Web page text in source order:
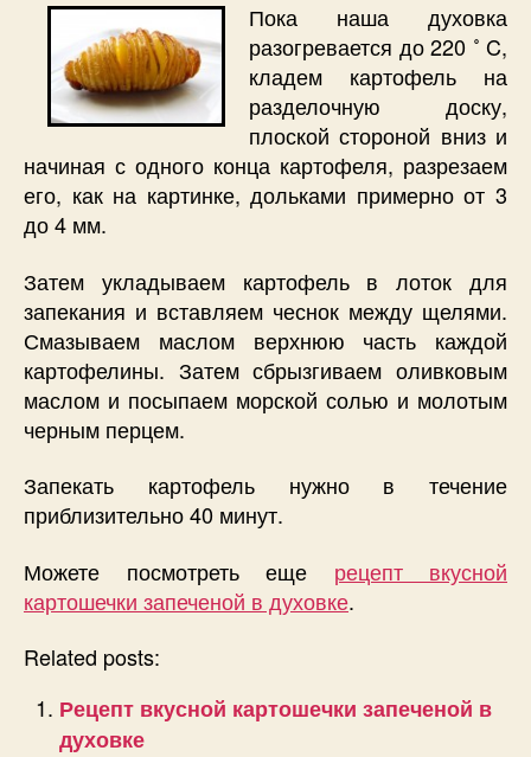
Пока наша духовка
разогревается до 220 ˚ C,
кладем картофель на
разделочную доску,
плоской стороной вниз и
начиная с одного конца картофеля, разрезаем
его, как на картинке, дольками примерно от 3
до 4 мм.
Затем укладываем картофель в лоток для
запекания и вставляем чеснок между щелями.
Смазываем маслом верхнюю часть каждой
картофелины. Затем сбрызгиваем оливковым
маслом и посыпаем морской солью и молотым
черным перцем.
Запекать картофель нужно в течение
приблизительно 40 минут.
Можете посмотреть еще рецепт вкусной
картошечки запеченой в духовке.
Related posts:
Рецепт вкусной картошечки запеченой в
духовке